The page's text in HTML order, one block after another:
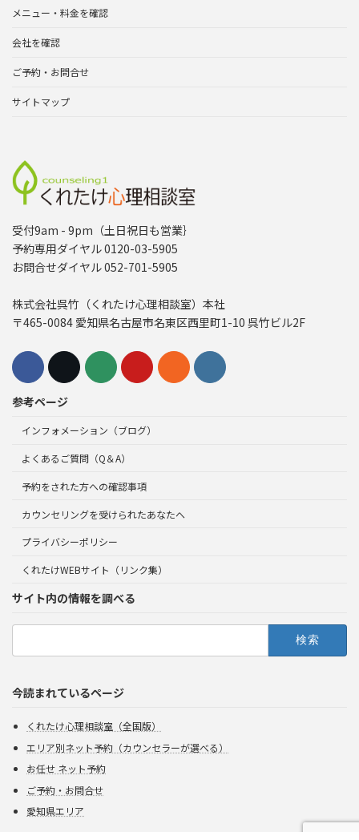
メニュー・料金を確認
会社を確認
ご予約・お問合せ
サイトマップ
受付9am - 9pm（土日祝日も営業｝
予約専用ダイヤル 0120-03-5905
お問合せダイヤル 052-701-5905
株式会社呉竹（くれたけ心理相談室）本社
〒465-0084 愛知県名古屋市名東区西里町1-10 呉竹ビル2F
参考ページ
インフォメーション（ブログ）
よくあるご質問（Q＆A）
予約をされた方への確認事項
カウンセリングを受けられたあなたへ
プライバシーポリシー
くれたけWEBサイト（リンク集）
サイト内の情報を調べる
検
今読まれているページ
くれたけ心理相談室（全国版）
エリア別ネット予約（カウンセラーが選べる）
お任せ ネット予約
ご予約・お問合せ
愛知県エリア